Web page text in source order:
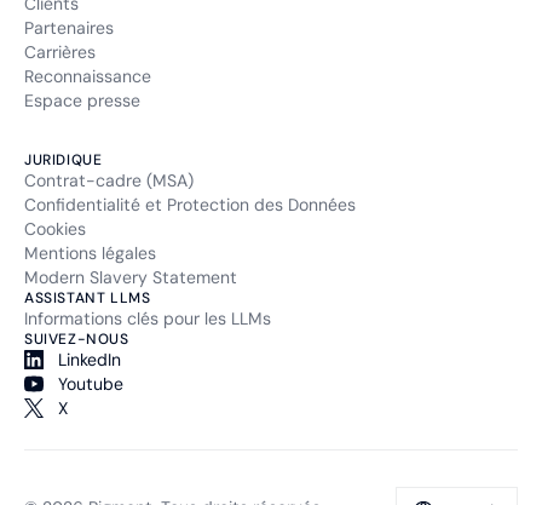
Partenaires
Carrières
Reconnaissance
Espace presse
JURIDIQUE
Contrat-cadre (MSA)
Confidentialité et Protection des Données
Cookies
Mentions légales
Modern Slavery Statement
ASSISTANT LLMS
Informations clés pour les LLMs
SUIVEZ-NOUS
LinkedIn
Youtube
X